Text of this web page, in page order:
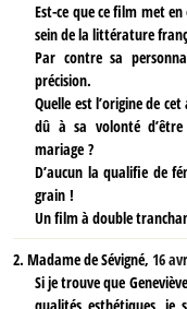
Est-ce que ce film met
sein de la littérature
Par contre sa
précision.
Quelle est l’origine de
dû à sa volonté
mariage ?
D’aucun la qualifie de
grain !
Un film à double
2. Madame de Sévigné,16
Si je trouve que
qualités esthétiques, je